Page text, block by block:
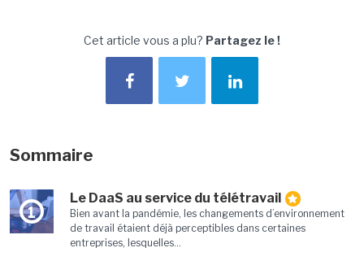
Cet article vous a plu? Partagez le !
Sommaire
1
Le DaaS au service du télétravail
Bien avant la pandémie, les changements d’environnement
de travail étaient déjà perceptibles dans certaines
entreprises, lesquelles...